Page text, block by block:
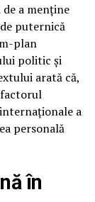
a menține
puternică
plan
politic și
arată că,
a
personală
în